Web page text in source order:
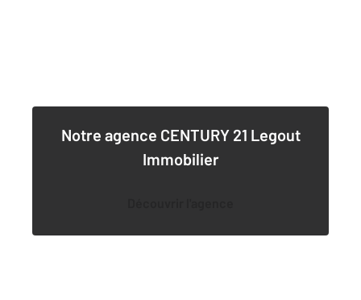
Notre agence CENTURY 21 Legout
Immobilier